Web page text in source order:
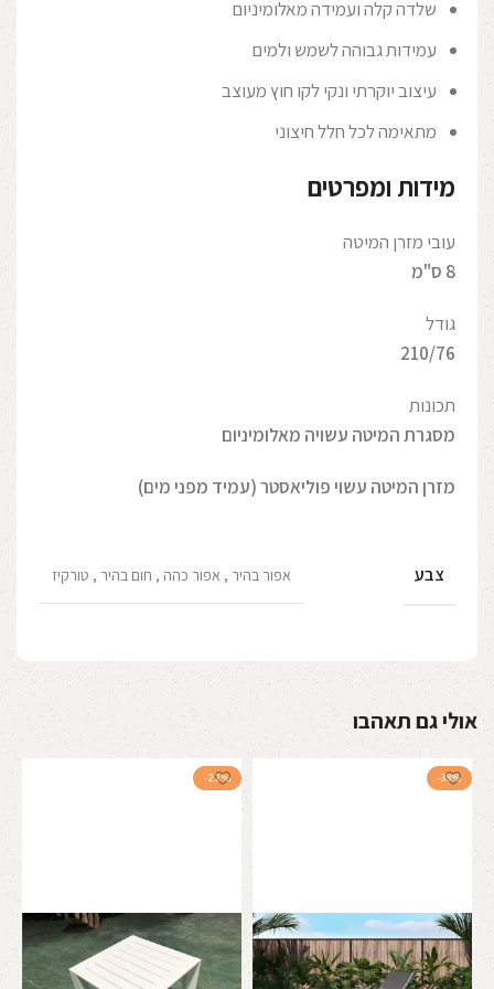
שלדה קלה ועמידה מאלומיניום
עמידות גבוהה לשמש ולמים
עיצוב יוקרתי ונקי לקו חוץ מעוצב
מתאימה לכל חלל חיצוני
מידות ומפרטים
עובי מזרן המיטה
8 ס"מ
גודל
210/76
תכונות
מסגרת המיטה עשויה מאלומיניום
מזרן המיטה עשוי פוליאסטר (עמיד מפני מים)
צבע אפור בהיר , אפור כהה , חום בהיר , טורקיז
אולי גם תאהבו
-38%
-22%